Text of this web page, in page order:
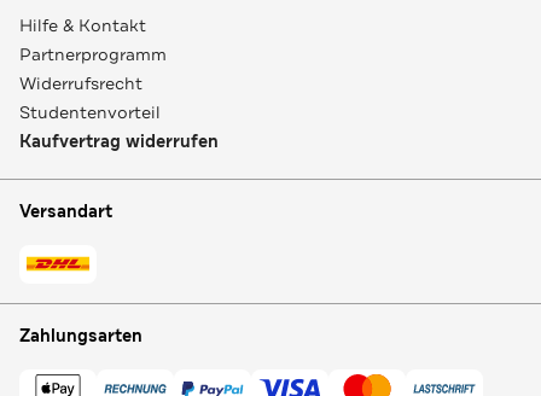
Hilfe & Kontakt
Partnerprogramm
Widerrufsrecht
Studentenvorteil
Kaufvertrag widerrufen
Versandart
Zahlungsarten